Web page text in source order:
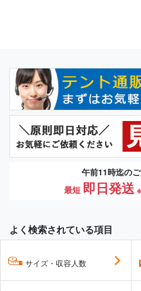
午前11時迄の
最短 即日発送
よく検索されている項目
サイズ・収容人数